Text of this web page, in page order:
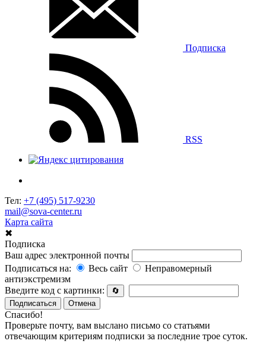
Подписка
RSS
Тел: +7 (495) 517-9230
mail@sova-center.ru
Карта сайта
✖
Подписка
Ваш адрес электронной почты
Подписаться на:
Весь сайт
Неправомерный
антиэкстремизм
Введите код с картинки:
🔄
Подписаться
Отмена
Спасибо!
Проверьте почту, вам выслано письмо со статьями
отвечающим критериям подписки за последние трое суток.